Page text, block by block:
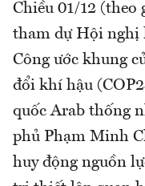
Chiều 01/12 (theo
tham dự Hội nghị
Công ước khung
đổi khí hậu
quốc Arab thống
phủ Phạm Minh
huy động nguồn